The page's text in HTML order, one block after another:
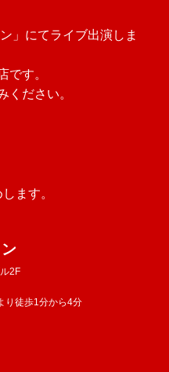
」にてライブ出演しま
です。
ください。
ます。
2F
り徒歩1分から4分